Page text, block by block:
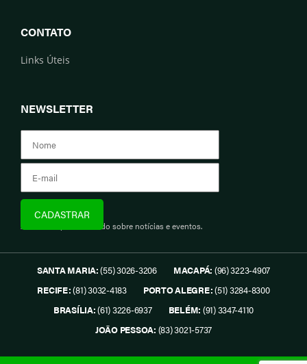
CONTATO
Links Úteis
NEWSLETTER
Assine e fique informado sobre notícias e eventos.
SANTA MARIA:(55) 3026-3206 MACAPÁ: (96) 3223-4907
RECIFE:(81) 3032-4183 PORTO ALEGRE:(51) 3284-8300
BRASÍLIA:(61) 3226-6937 BELÉM: (91) 3347-4110
JOÃO PESSOA: (83) 3021-5737